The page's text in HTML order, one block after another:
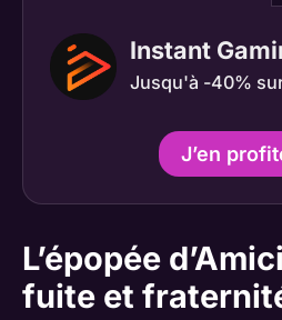
Instant
Jusqu'à -40%
J’en
L’épopée
fuite et